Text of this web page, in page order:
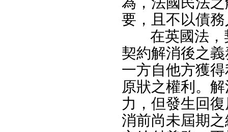
要，且不以債
在英國法
契約解消後之
一方自他方獲
原狀之權利。
力，但發生回
消前尚未屆期